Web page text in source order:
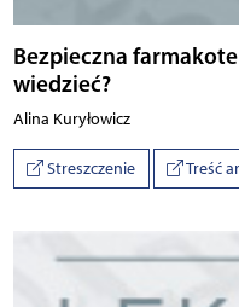
Bezpieczna
wiedzieć?
Alina Kuryłowicz
Streszczenie Treść